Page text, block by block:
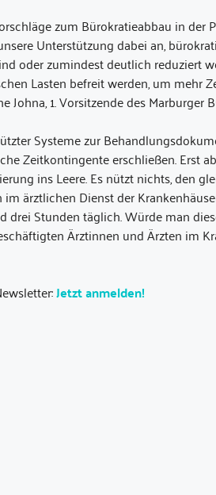
zum Bürokratieabbau in der
Unterstützung dabei an,
oder zumindest deutlich reduziert
Lasten befreit werden, um mehr
Johna, 1. Vorsitzende des Marburger
Systeme zur
Zeitkontingente erschließen. Erst
ins Leere. Es nützt nichts, den
ärztlichen Dienst der
Stunden täglich. Würde man
Ärztinnen und Ärzten im
Jetzt anmelden!